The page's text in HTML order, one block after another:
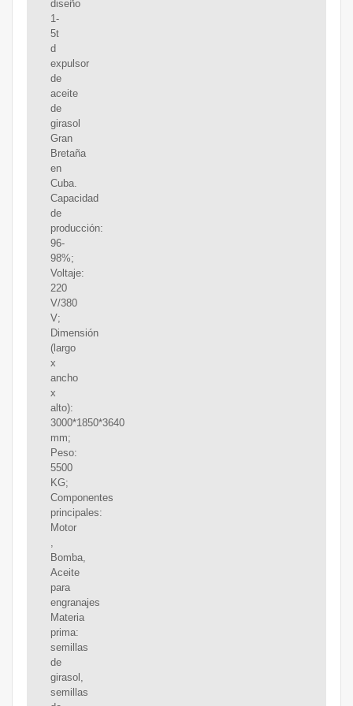
diseño
1-
5t
d
expulsor
de
aceite
de
girasol
Gran
Bretaña
en
Cuba.
Capacidad
de
producción:
96-
98%;
Voltaje:
220
V/380
V;
Dimensión
(largo
x
ancho
x
alto):
3000*1850*3640
mm;
Peso:
5500
KG;
Componentes
principales:
Motor
,
Bomba,
Aceite
para
engranajes
Materia
prima:
semillas
de
girasol,
semillas